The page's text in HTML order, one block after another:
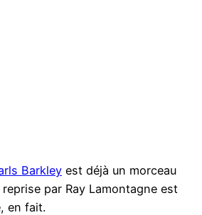
Barkley est déjà un morceau
par Ray Lamontagne est
en fait.